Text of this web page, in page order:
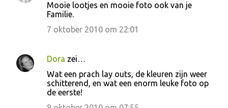
Mooie lootjes en mooie foto ook van je
Familie.
7 oktober 2010 om 22:01
Dora zei…
Wat een prach lay outs, de kleuren zijn weer
schitterend, en wat een enorm leuke foto op
de eerste!